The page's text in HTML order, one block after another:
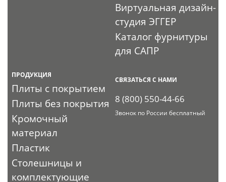
Виртуальная дизайн-
студия ЭГГЕР
Каталог фурнитуры
для САПР
ПРОДУКЦИЯ
Плиты с покрытием
Плиты без покрытия
Кромочный
материал
Пластик
Столешницы и
комплектующие
СВЯЗАТЬСЯ С НАМИ
8 (800) 550-44-66
Звонок по России бесплатный